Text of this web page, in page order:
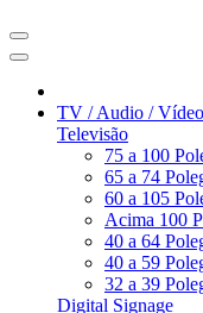
TV / Audio / Vídeo
Televisão
75 a 100
65 a 74
60 a 105
Acima 100
40 a 64
40 a 59
32 a 39
Digital Signage